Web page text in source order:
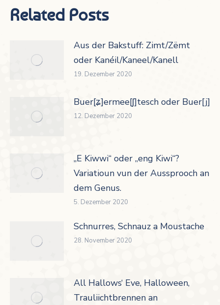
Related Posts
Aus der Bakstuff: Zimt/Zëmt
oder Kanéil/Kaneel/Kanell
19. Dezember 2020
Buer[ʑ]ermee[ʃ]tesch oder
12. Dezember 2020
„E Kiwwi“ oder „eng Kiwi“?
Variatioun vun der Aussprooch an
dem Genus.
5. Dezember 2020
Schnurres, Schnauz a Moustache
28. November 2020
All Hallows‘ Eve, Halloween,
Trauliichtbrennen an